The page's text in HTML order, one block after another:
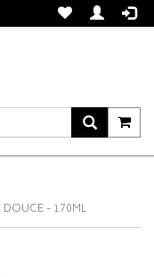
- 170ML